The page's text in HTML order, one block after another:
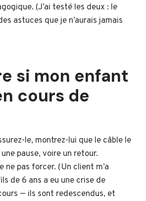
(J’ai testé les deux : le
astuces que je n’aurais jamais
si mon enfant
cours de
le, montrez-lui que le câble le
pause, voire un retour.
ne pas forcer. (Un client m’a
de 6 ans a eu une crise de
— ils sont redescendus, et